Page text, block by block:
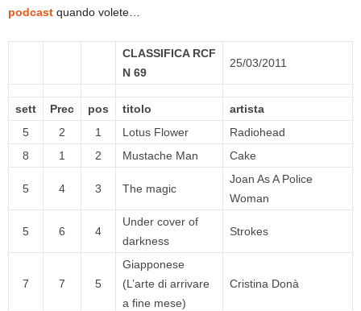
podcast quando volete…
CLASSIFICA RCF
N 69
25/03/2011
sett Prec pos titolo
artista
5
2 1 Lotus Flower
Radiohead
8
1 2 Mustache Man Cake
5 4 3 The magic
Joan As A Police
Woman
5 6 4
Under cover of
darkness
Strokes
7 7 5
Giapponese
(L’arte di arrivare
a fine mese)
Cristina Donà